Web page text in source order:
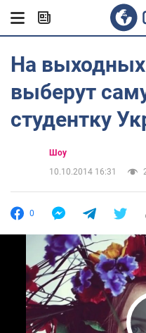
На
выберут
студентку
Шоу
10.10.2014 16:31
0